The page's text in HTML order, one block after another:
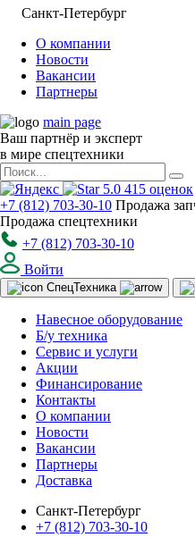
Санкт-Петербург
О компании
Новости
Вакансии
Партнеры
main page
Ваш партнёр и эксперт
в мире спецтехники
5.0 415 оценок
+7 (812) 703-30-10 Продажа
Продажа спецтехники
+7 (812) 703-30-10
Войти
СпецТехника
Навесное оборудование
Б/у техника
Сервис и услуги
Акции
Финансирование
Контакты
О компании
Новости
Вакансии
Партнеры
Доставка
Санкт-Петербург
+7 (812) 703-30-10